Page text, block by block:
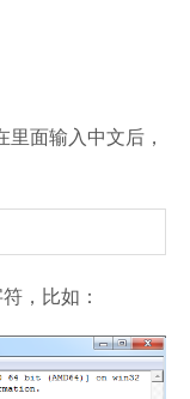
面输入中文后，
，比如：